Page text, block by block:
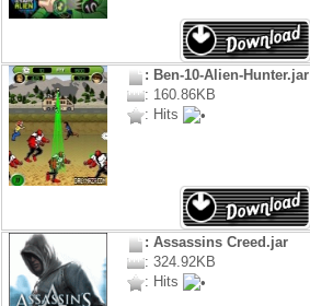
: Ben-10-Alien-Hunter.jar
: 160.86KB
: Hits
: Assassins Creed.jar
: 324.92KB
: Hits